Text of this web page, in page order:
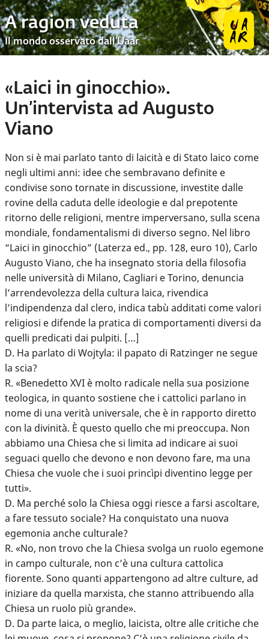
A ragion veduta
Il mondo osservato dall’Uaar
«Laici in ginocchio».
Un’intervista ad Augusto
Viano
Non si è mai parlato tanto di laicità e di Stato laico come
negli ultimi anni: idee che sembravano definite e
condivise sono tornate in discussione, investite dalle
rovine della caduta delle ideologie e dal prepotente
ritorno delle religioni, mentre imperversano, sulla scena
mondiale, fondamentalismi di diverso segno. Nel libro
“Laici in ginocchio” (Laterza ed., pp. 128, euro 10), Carlo
Augusto Viano, che ha insegnato storia della filosofia
nelle università di Milano, Cagliari e Torino, denuncia
l’arrendevolezza della cultura laica, rivendica
l’indipendenza dal clero, indica tabù additati come valori
religiosi e difende la pratica di comportamenti diversi da
quelli predicati dai pulpiti. […]
D. Ha parlato di Wojtyla: il papato di Ratzinger ne segue
la scia?
R. «Benedetto XVI è molto radicale nella sua posizione
teologica, in quanto sostiene che i cattolici parlano in
nome di una verità universale, che è in rapporto diretto
con la divinità. È questo quello che mi preoccupa. Non
abbiamo una Chiesa che si limita ad indicare ai suoi
seguaci quello che devono e non devono fare, ma una
Chiesa che vuole che i suoi princìpi diventino legge per
tutti».
D. Ma perché solo la Chiesa oggi riesce a farsi ascoltare,
a fare tessuto sociale? Ha conquistato una nuova
egemonia anche culturale?
R. «No, non trovo che la Chiesa svolga un ruolo egemone
in campo culturale, non c’è una cultura cattolica
fiorente. Sono quanti appartengono ad altre culture, ad
iniziare da quella marxista, che stanno attribuendo alla
Chiesa un ruolo più grande».
D. Da parte laica, o meglio, laicista, oltre alle critiche che